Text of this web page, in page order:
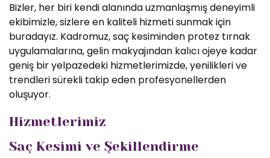
Bizler, her biri kendi alanında uzmanlaşmış deneyimli
ekibimizle, sizlere en kaliteli hizmeti sunmak için
buradayız. Kadromuz, saç kesiminden protez tırnak
uygulamalarına, gelin makyajından kalıcı ojeye kadar
geniş bir yelpazedeki hizmetlerimizde, yenilikleri ve
trendleri sürekli takip eden profesyonellerden
oluşuyor.
Hizmetlerimiz
Saç Kesimi ve Şekillendirme